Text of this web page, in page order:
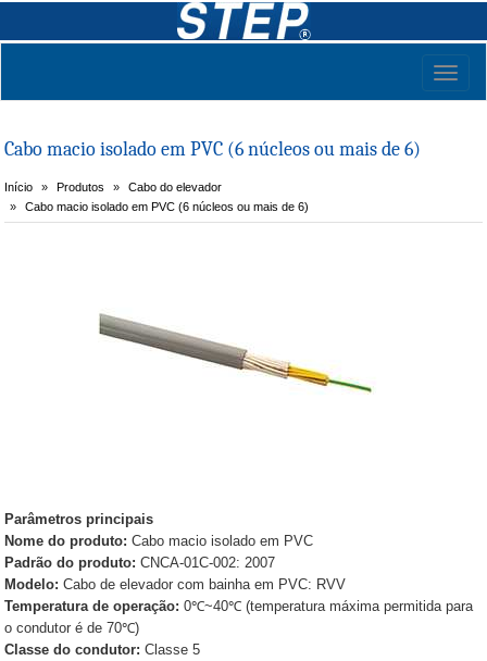
Cabo macio isolado em PVC (6 núcleos ou mais de 6)
Início Produtos
Cabo do elevador
Cabo macio isolado em PVC (6 núcleos ou mais de 6)
Parâmetros principais
Nome do produto:Cabo macio isolado em PVC
Padrão do produto:CNCA-01C-002: 2007
Modelo:Cabo de elevador com bainha em PVC: RVV
Temperatura de operação:0℃~40℃ (temperatura máxima permitida para
o condutor é de 70℃)
Classe do condutor: Classe 5